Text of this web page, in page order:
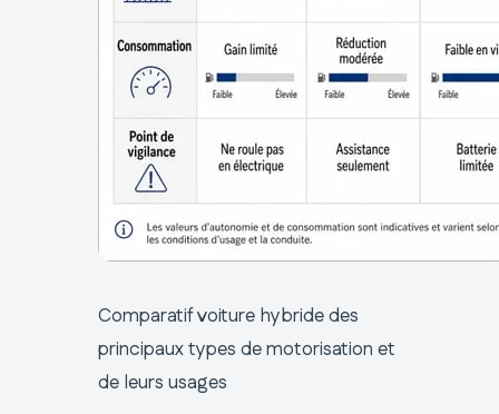
Comparatif voiture hybride des
principaux types de motorisation et
de leurs usages